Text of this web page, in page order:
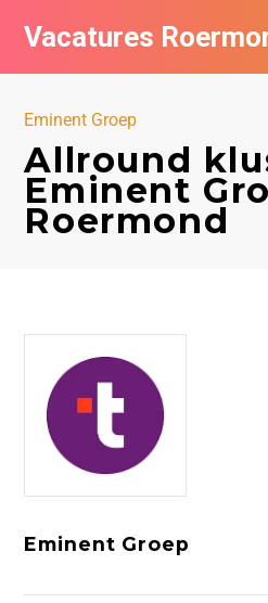
Vacatures
Eminent Groep
Allround
Eminent
Roermond
Eminent Groep
Vacatures per bedrijf in
De populairste vacatures in
Nieuwsbrief feed